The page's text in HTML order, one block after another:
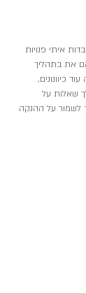
איתי פנויות
את בתהליך
כיוונונים,
שאלות על
לשמור על ההנקה